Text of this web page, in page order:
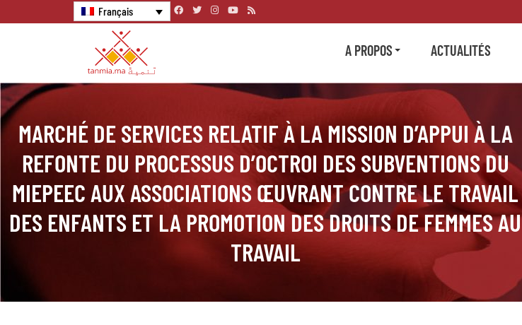
Français
A PROPOS ACTUALITÉS
MARCHÉ DE SERVICES RELATIF À LA MISSION D’APPUI À LA
REFONTE DU PROCESSUS D’OCTROI DES SUBVENTIONS DU
MIEPEEC AUX ASSOCIATIONS ŒUVRANT CONTRE LE TRAVAIL
DES ENFANTS ET LA PROMOTION DES DROITS DE FEMMES AU
TRAVAIL